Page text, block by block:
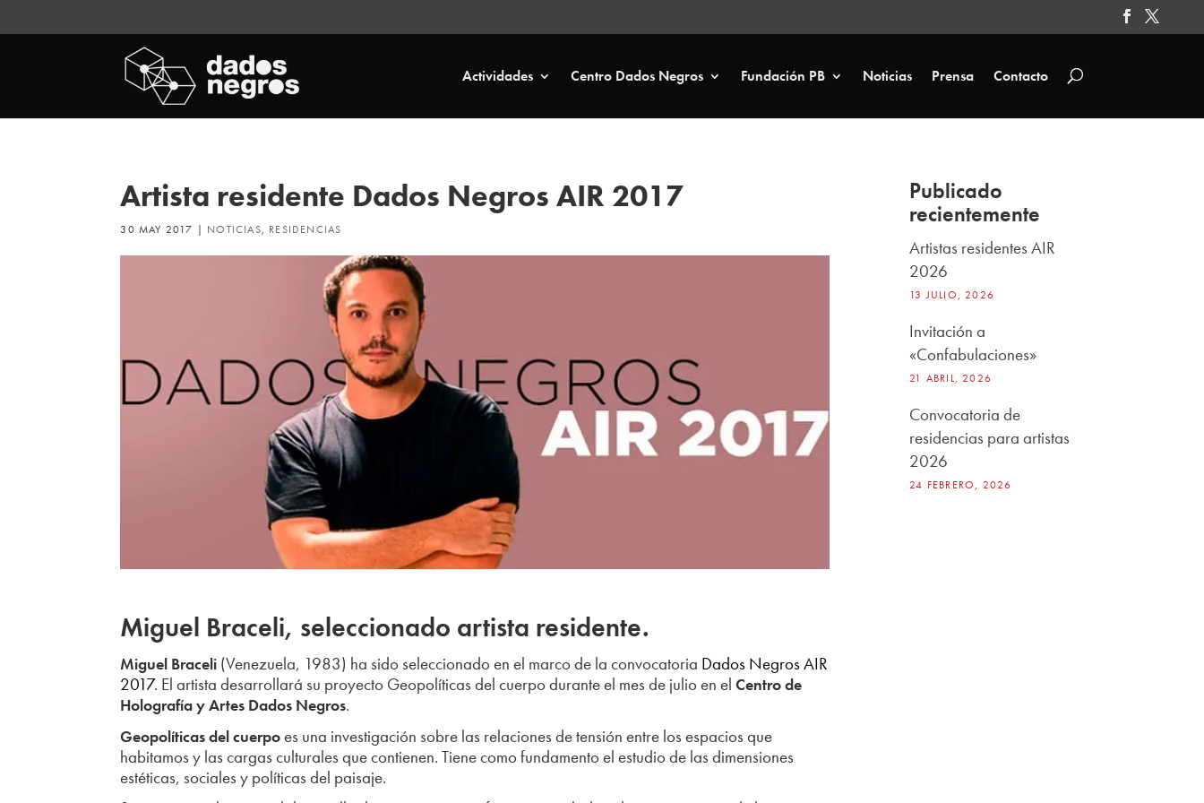
Actividades Centro Dados Negros Fundación PB Noticias Prensa Contacto
Artista residente Dados Negros AIR 2017
30 MAY 2017 | NOTICIAS, RESIDENCIAS
Miguel Braceli, seleccionado artista residente.
Miguel Braceli (Venezuela, 1983) ha sido seleccionado en el marco de la convocatoria Dados Negros AIR
2017. El artista desarrollará su proyecto Geopolíticas del cuerpo durante el mes de julio en elCentro de
Holografía y Artes Dados Negros.
Geopolíticas del cuerpoes una investigación sobre las relaciones de tensión entre los espacios que
habitamos y las cargas culturales que contienen. Tiene como fundamento el estudio de las dimensiones
estéticas, sociales y políticas del paisaje.
Publicado
recientemente
Artistas residentes AIR
2026
13 JULIO, 2026
Invitación a
«Confabulaciones»
21 ABRIL, 2026
Convocatoria de
residencias para artistas
2026
24 FEBRERO, 2026